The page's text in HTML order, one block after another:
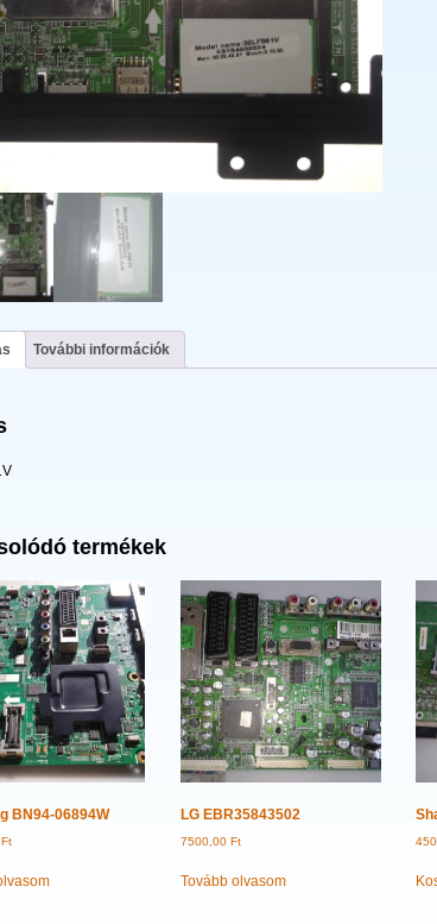
További információk
termékek
BN94-06894W
Ft
LG EBR35843502
7500,00 Ft
Tovább olvasom